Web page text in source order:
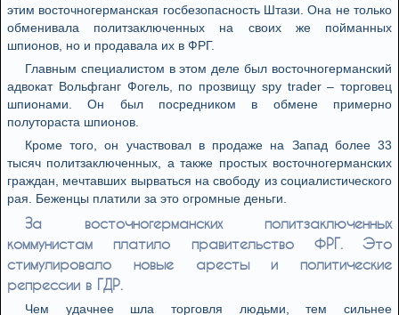
этим восточногерманская госбезопасность Штази. Она не только
обменивала политзаключенных на своих же пойманных
шпионов, но и продавала их в ФРГ.
Главным специалистом в этом деле был восточногерманский
адвокат Вольфганг Фогель, по прозвищу spy trader – торговец
шпионами. Он был посредником в обмене примерно
полутораста шпионов.
Кроме того, он участвовал в продаже на Запад более 33
тысяч политзаключенных, а также простых восточногерманских
граждан, мечтавших вырваться на свободу из социалистического
рая. Беженцы платили за это огромные деньги.
За восточногерманских политзаключенных
коммунистам платило правительство ФРГ. Это
стимулировало новые аресты и политические
репрессии в ГДР.
Чем удачнее шла торговля людьми, тем сильнее